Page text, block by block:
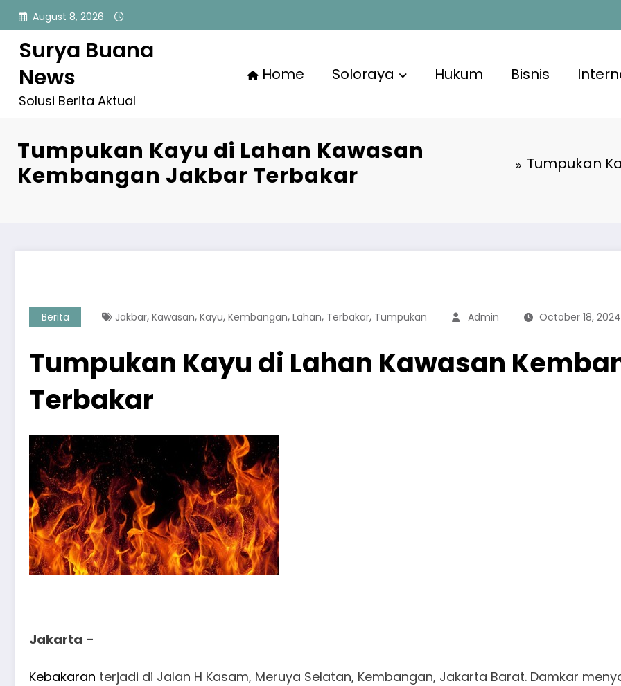
Skip
content
August 8, 2026
Surya Buana
News
Solusi Berita Aktual
Home Soloraya Hukum Bisnis
Tumpukan Kayu di Lahan Kawasan
Kembangan Jakbar Terbakar
Tumpukan
Berita Jakbar, Kawasan, Kayu, Kembangan, Lahan, Terbakar, Tumpukan Admin October 18, 2024
Tumpukan Kayu di Lahan Kawasan
Terbakar
Jakarta –
Kebakaran terjadi di Jalan H Kasam, Meruya Selatan, Kembangan, Jakarta Barat. Damkar